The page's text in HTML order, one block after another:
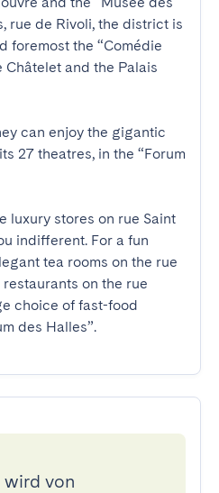
rue de Rivoli, the district is
foremost the “Comédie
Châtelet and the Palais
can enjoy the gigantic
27 theatres, in the “Forum
luxury stores on rue Saint
indifferent. For a fun
tea rooms on the rue
on the rue
choice of fast-food
des Halles”.
wird von